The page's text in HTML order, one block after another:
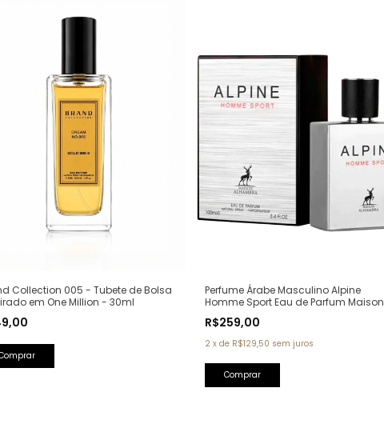
Collection 005 - Tubete de Bolsa
em One Million - 30ml
Perfume Árabe Masculino Alpine
Homme Sport Eau de Parfum Maison
Homme Sport Chanel)
R$259,00
2 x de R$129,50 sem juros